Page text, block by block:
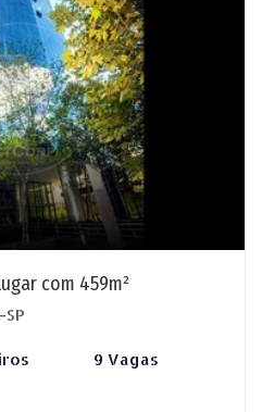
com 459m²
9 Vagas